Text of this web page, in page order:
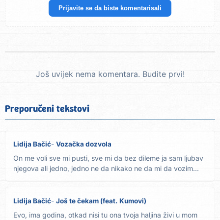
Prijavite se da biste komentarisali
Još uvijek nema komentara. Budite prvi!
Preporučeni tekstovi
Lidija Bačić Vozačka dozvola
On me voli sve mi pusti, sve mi da bez dileme ja sam ljubav
njegova ali jedno, jedno ne da nikako ne da mi da vozim...
Lidija Bačić Još te čekam (feat. Kumovi)
Evo, ima godina, otkad nisi tu ona tvoja haljina živi u mom